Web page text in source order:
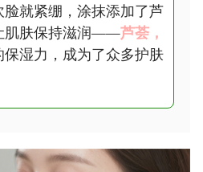
就紧绷，涂抹添加了芦
肌肤保持滋润——芦荟，
湿力，成为了众多护肤